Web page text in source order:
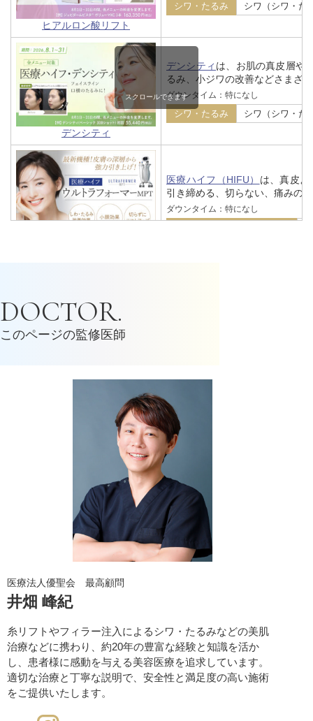
ヒアルロン酸リフト
シワ・たるみ シワ（シワ・た
デンシティ
デンシティ は、お肌の真皮層や
るみ、小ジワの改善などさまざ
ダウンタイム：特になし
シワ・たるみ シワ（シワ・た
医療ハイフ（HIFU） は、真皮
引き締める、切らない、痛みの
ダウンタイム：特になし
マッサージピール（コラーゲン
ピール）
マッサージピール
ーゲンの産生を促し、小ジワ・
ダウンタイム：特になし
テスリフト（TESS LIFT）
テスリフト
用、PDOの脂肪萎縮作用による
ダウンタイム：1～2週間程度
VOVリフト
VOVリフトは長期間効果の持続
す。
ダウンタイム：1～2週間程度
シワ・たるみ 輪郭・小顔
スクロールできます
DOCTOR.
このページの監修医師
医療法人優聖会 最高顧問
井畑 峰紀
糸リフトやフィラー注入によるシワ・たるみなどの美肌
治療などに携わり、約20年の豊富な経験と知識を活か
し、患者様に感動を与える美容医療を追求しています。
適切な治療と丁寧な説明で、安全性と満足度の高い施術
をご提供いたします。